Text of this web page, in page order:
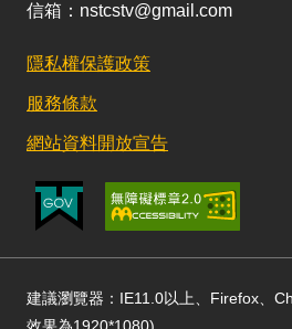
信箱：nstcstv@gmail.com
隱私權保護政策
服務條款
網站資料開放宣告
建議瀏覽器：IE11.0以上、Firefox、